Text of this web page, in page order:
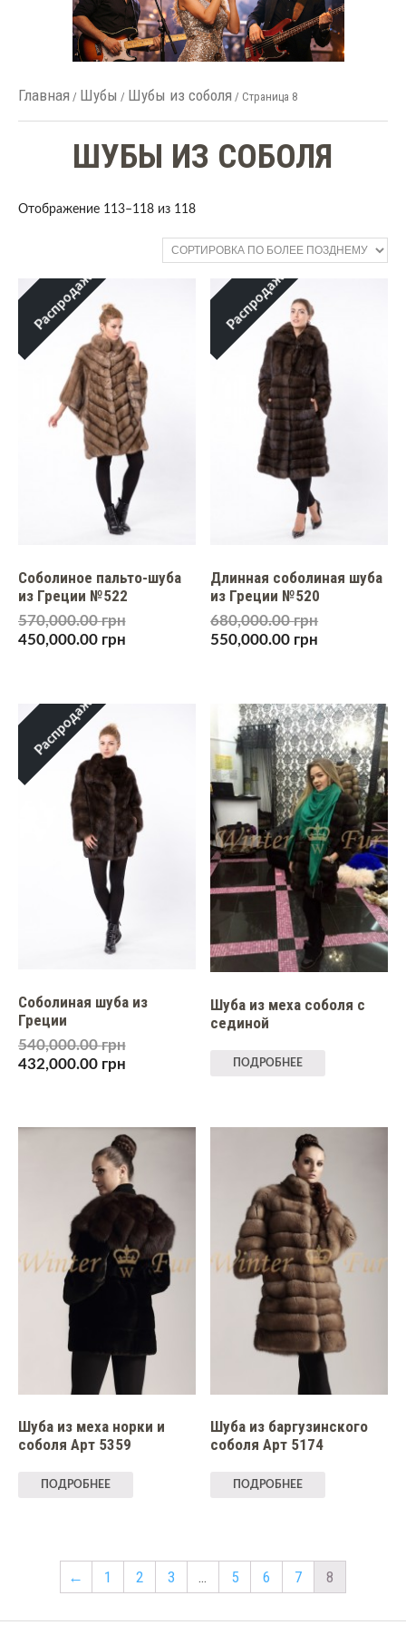
Главная / Шубы / Шубы из соболя / Страница 8
ШУБЫ ИЗ СОБОЛЯ
Отображение 113–118 из 118
Распродажа!
Соболиное пальто-шуба
из Греции №522
570,000.00грн
450,000.00 грн
Распродажа!
Длинная соболиная шуба
из Греции №520
680,000.00грн
550,000.00 грн
Распродажа!
Соболиная шуба из
Греции
540,000.00грн
432,000.00 грн
Шуба из меха соболя с
сединой
ПОДРОБНЕЕ
Шуба из меха норки и
соболя Арт 5359
ПОДРОБНЕЕ
Шуба из баргузинского
соболя Арт 5174
ПОДРОБНЕЕ
← 1 2 3 … 5 6 7 8